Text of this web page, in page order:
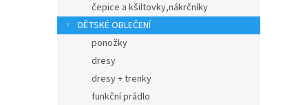
čepice a kšiltovky,nákrčníky
DĚTSKÉ OBLEČENÍ
ponožky
dresy
dresy + trenky
funkční prádlo